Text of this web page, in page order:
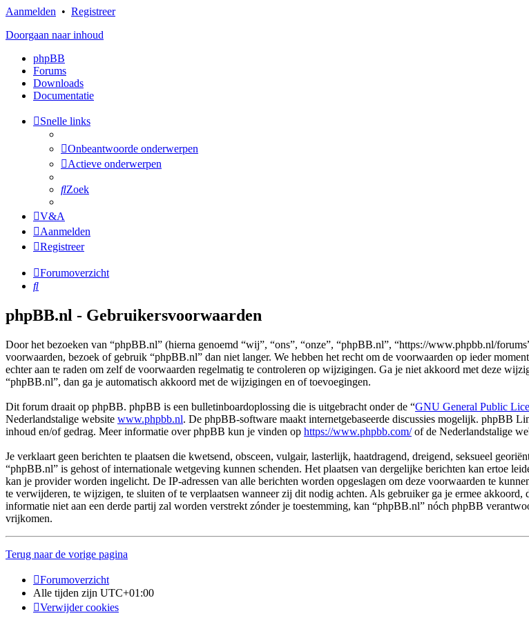
Aanmelden • Registreer
Doorgaan naar inhoud
phpBB
Forums
Downloads
Documentatie
Snelle links
Onbeantwoorde onderwerpen
Actieve onderwerpen
Zoek
V&A
Aanmelden
Registreer
Forumoverzicht
Zoek
phpBB.nl - Gebruikersvoorwaarden
Door het bezoeken van “phpBB.nl” (hierna genoemd “wij”, “ons”, “onze”, “phpBB.nl”, “https://www.phpbb.nl/
voorwaarden, bezoek of gebruik “phpBB.nl” dan niet langer. We hebben het recht om de voorwaarden op ieder
echter aan te raden om zelf de voorwaarden regelmatig te controleren op wijzigingen. Ga je niet akkoord met deze
“phpBB.nl”, dan ga je automatisch akkoord met de wijzigingen en of toevoegingen.
Dit forum draait op phpBB. phpBB is een bulletinboardoplossing die is uitgebracht onder de “GNU General Public
Nederlandstalige website www.phpbb.nl. De phpBB-software maakt internetgebaseerde discussies mogelijk. phpBB
inhoud en/of gedrag. Meer informatie over phpBB kun je vinden op https://www.phpbb.com/of de Nederlandstalige
Je verklaart geen berichten te plaatsen die kwetsend, obsceen, vulgair, lasterlijk, haatdragend, dreigend, seksueel
“phpBB.nl” is gehost of internationale wetgeving kunnen schenden. Het plaatsen van dergelijke berichten kan ertoe
kan je provider worden ingelicht. De IP-adressen van alle berichten worden opgeslagen om deze voorwaarden te
te verwijderen, te wijzigen, te sluiten of te verplaatsen wanneer zij dit nodig achten. Als gebruiker ga je ermee
informatie niet aan een derde partij zal worden verstrekt zónder je toestemming, kan “phpBB.nl” nóch phpBB
vrijkomen.
Terug naar de vorige pagina
Forumoverzicht
Alle tijden zijn UTC+01:00
Verwijder cookies